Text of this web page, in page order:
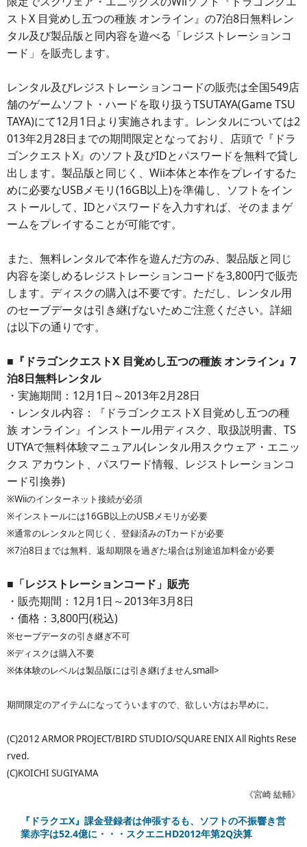
ストX 目覚めし五つの種族 オンライン』の7泊8日無料レン
タル及び製品版と同内容を遊べる「レジストレーションコ
ード」を販売します。
レンタル及びレジストレーションコードの販売は全国549店
舗のゲームソフト・ハードを取り扱うTSUTAYA(Game TSU
TAYA)にて12月1日より実施されます。レンタルについては2
013年2月28日までの期間限定となっており、店頭で『ドラ
ゴンクエストX』のソフト及びIDとパスワードを無料で貸し
出します。製品版と同じく、Wii本体と本作をプレイするた
めに必要なUSBメモリ(16GB以上)を準備し、ソフトをイン
ストールして、IDとパスワードを入力すれば、そのままゲ
ームをプレイすることが可能です。
また、無料レンタルで本作を遊んだ方のみ、製品版と同じ
内容を楽しめるレジストレーションコードを3,800円で販売
します。ディスクの購入は不要です。ただし、レンタル用
のセーブデータは引き継げないためご注意ください。詳細
は以下の通りです。
■『ドラゴンクエストX 目覚めし五つの種族 オンライン』7
泊8日無料レンタル
・実施期間：12月1日～2013年2月28日
・レンタル内容：『ドラゴンクエストX 目覚めし五つの種
族 オンライン』インストール用ディスク、取扱説明書、TS
UTYAで無料体験マニュアル(レンタル用スクウェア・エニッ
クス アカウント、パスワード情報、レジストレーションコ
ード引換券)
※Wiiのインターネット接続が必須
※インストールには16GB以上のUSBメモリが必要
※通常のレンタルと同じく、登録済みのTカードが必要
※7泊8日までは無料、返却期限を過ぎた場合は別途追加料金が必要
■「レジストレーションコード」販売
・販売期間：12月1日～2013年3月8日
・価格：3,800円(税込)
※セーブデータの引き継ぎ不可
※ディスクは購入不要
※体体験のレベルは製品版には引き継げませんsmall>
期間限定のアイテムになってういますので、欲しい方はお早めに。
(C)2012 ARMOR PROJECT/BIRD STUDIO/SQUARE ENIX All Rights Rese
rved.
(C)KOICHI SUGIYAMA
《宮崎 紘輔》
『ドラクエX』課金登録者は伸張するも、ソフトの不振響き営
業赤字は52.4億に・・・スクエニHD2012年第2Q決算